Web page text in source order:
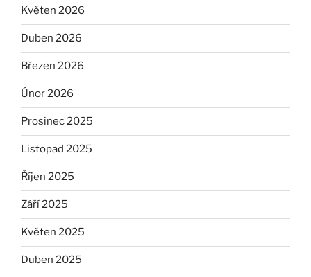
Květen 2026
Duben 2026
Březen 2026
Únor 2026
Prosinec 2025
Listopad 2025
Říjen 2025
Září 2025
Květen 2025
Duben 2025